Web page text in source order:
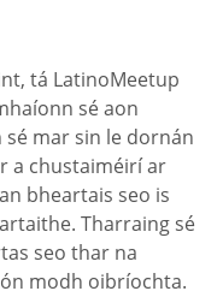
tá LatinoMeetup
sé aon
sé mar sin le dornán
a chustaiméirí ar
bheartais seo is
Tharraing sé
seo thar na
modh oibríochta.